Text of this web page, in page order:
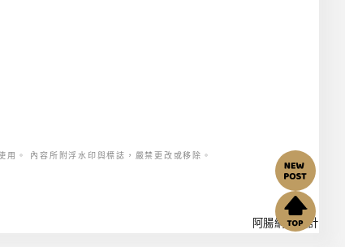
。 內容所附浮水印與標誌，嚴禁更改或移除。
阿腸網頁設計